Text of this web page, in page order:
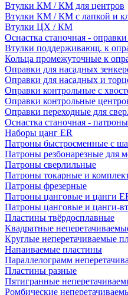
Втулки КМ / КМ для центров
Втулки КМ / КМ с лапкой и
Втулки ЦХ / КМ
Оснастка станочная -
Втулки поддерживающ. к
Кольца промежуточные к
Оправки для насадных
Оправки для насадных и
Оправки контрольные с
Оправки контрольные
Оправки переходные для
Оснастка станочная - патроны
Наборы цанг ER
Патроны быстросменные с
Патроны резбонарезные для
Патроны сверлильные
Патроны токарные и
Патроны фрезерные
Патроны цанговые и цанги
Патроны цанговые и цанги-
Пластины твёрдосплавные
Квадратные
Круглые неперетачиваемые
Напаиваемые пластины
Параллелограмм
Пластины разные
Пятигранные
Ромбические